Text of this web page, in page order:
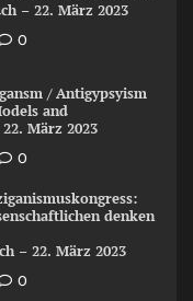
– 22. März 2023
0
/ Antigypsyism
and
März 2023
0
denken
– 22. März 2023
0